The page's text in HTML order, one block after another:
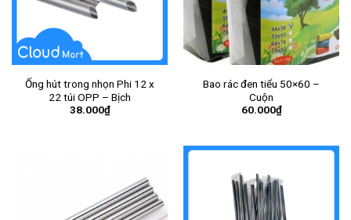
Ống hút trong nhọn Phi 12 x
22 túi OPP – Bịch
38.000₫
Bao rác đen tiểu 50×60 –
Cuộn
60.000₫